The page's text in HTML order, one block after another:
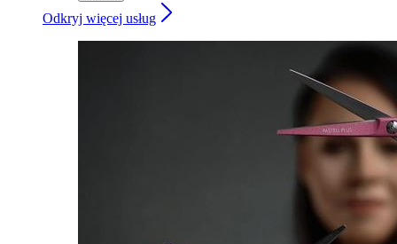
Odkryj więcej usług